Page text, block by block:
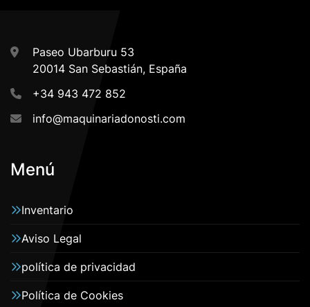
Paseo Ubarburu 53
20014 San Sebastián, España
+34 943 472 852
info@maquinariadonosti.com
Menú
Inventario
Aviso Legal
política de privacidad
Política de Cookies